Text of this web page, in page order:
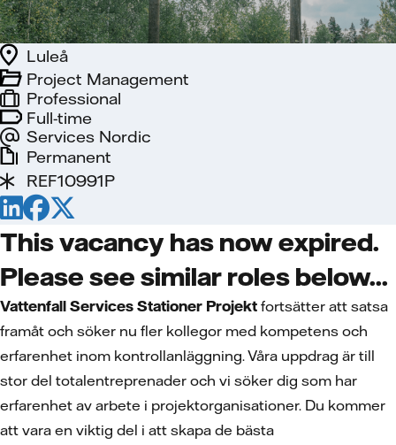
Full-time
Services Nordic
Project Management
Luleå
Professional
Permanent
REF10991P
This vacancy has now expired.
Please see similar roles below...
Vattenfall Services Stationer Projekt fortsätter att satsa
framåt och söker nu fler kollegor med kompetens och
erfarenhet inom kontrollanläggning. Våra uppdrag är till
stor del totalentreprenader och vi söker dig som har
erfarenhet av arbete i projektorganisationer. Du kommer
att vara en viktig del i att skapa de bästa